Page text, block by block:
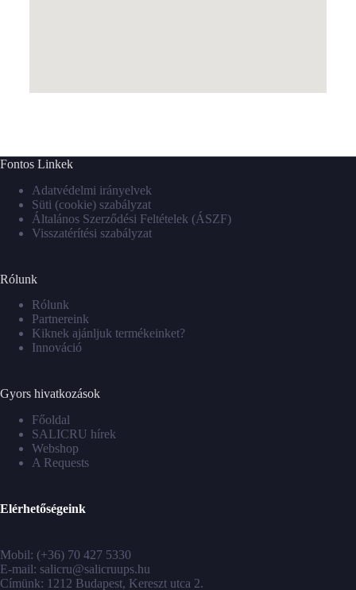
Fontos Linkek
Adatvédelmi irányelvek
Süti (cookie) szabályzat
Általános Szerződési Feltételek (ÁSZF)
Visszatérítési szabályzat
Rólunk
Rólunk
Partnereink
Kiknek ajánljuk termékeinket?
Innováció
Gyors hivatkozások
Főoldal
SALICRU hírek
Webshop
A Requests
Elérhetőségeink
Mobil: (+36) 70 427 5330
E-mail: salicru@salicruups.hu
Címünk: 1212 Budapest, Kereszt utca 2.